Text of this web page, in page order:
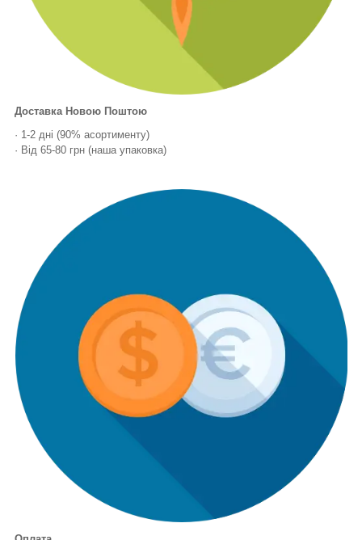
Доставка Новою Поштою
· 1-2 дні (90% асортименту)
· Від 65-80 грн (наша упаковка)